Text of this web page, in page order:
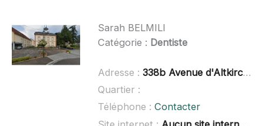
Sarah BELMILI
Catégorie : Dentiste
Adresse : 338b Avenue d'Altkirch, 68350 Brunstatt-Didenheim, France
Quartier :
Téléphone : Contacter